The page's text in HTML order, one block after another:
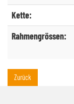
Kette:
Rahmengrössen:
Zurück